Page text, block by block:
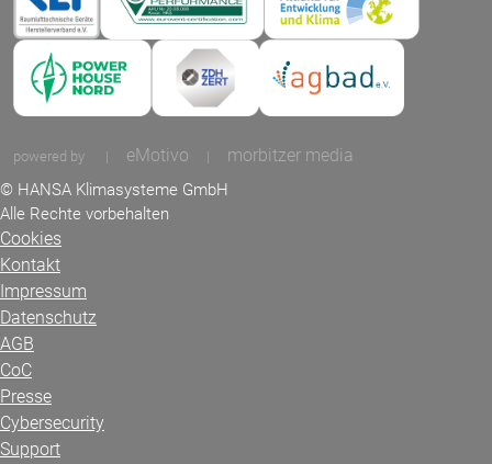
powered by | eMotivo | morbitzer media
© HANSA Klimasysteme GmbH
Alle Rechte vorbehalten
Cookies
Kontakt
Impressum
Datenschutz
AGB
CoC
Presse
Cybersecurity
Support